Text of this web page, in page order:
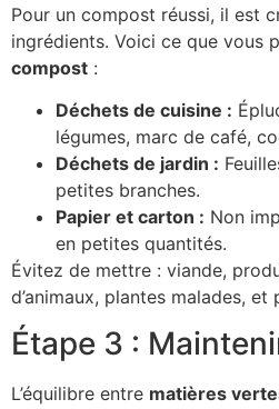
Pour un compost réussi, il est
ingrédients. Voici ce que vous
compost :
Déchets de cuisine :
légumes, marc de café,
Déchets de jardin :
petites branches.
Papier et carton : Non
en petites quantités.
Évitez de mettre : viande,
d’animaux, plantes malades,
Étape 3 :
L’équilibre entre matières